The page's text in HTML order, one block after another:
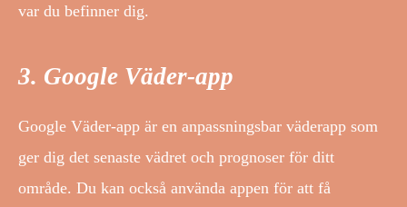
var du befinner dig.
3. Google Väder-app
Google Väder-app är en anpassningsbar väderapp som
ger dig det senaste vädret och prognoser för ditt
område. Du kan också använda appen för att få